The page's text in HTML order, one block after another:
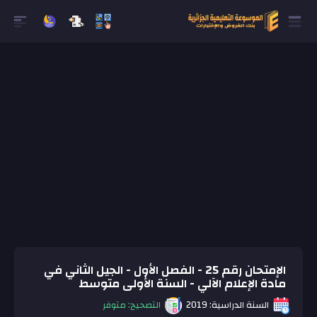
الإمتحان رقم 25 - الفصل الأول - الجيل الثاني في
مادة الإعلام الآلي - السنة الأولى متوسط
السنة الدراسية: 2019 التصحيح: متوفر